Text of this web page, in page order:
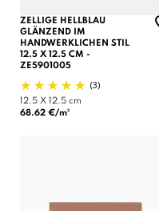
ZELLIGE HELLBLAU
GLÄNZEND IM
HANDWERKLICHEN STIL
12.5 X 12.5 CM -
ZE5901005
(3)
12.5 X 12.5 cm
68.62 €/m²